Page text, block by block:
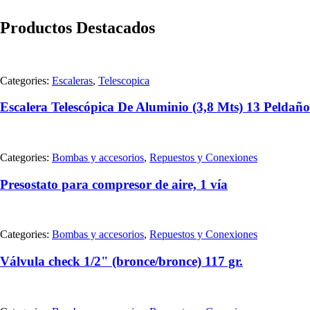
Productos Destacados
Categories: Escaleras, Telescopica
Escalera Telescópica De Aluminio (3,8 Mts) 13
Categories: Bombas y accesorios, Repuestos y Conexiones
Presostato para compresor de aire, 1 vía
Categories: Bombas y accesorios, Repuestos y Conexiones
Válvula check 1/2" (bronce/bronce) 117 gr.